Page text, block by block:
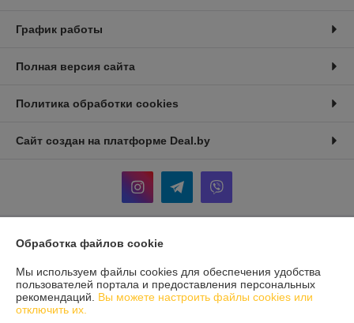
График работы
Полная версия сайта
Политика обработки cookies
Сайт создан на платформе Deal.by
Информация для покупателя
Юридическое лицо:ООО «СВА БелТрейд»
246029, Республика Беларусь, г. Гомель, ул. Карбышева 12, корпус 2,
оф 1-10
Обработка файлов cookie
Мы используем файлы cookies для обеспечения удобства
пользователей портала и предоставления персональных
рекомендаций. Вы можете настроить файлы cookies или
отключить их.